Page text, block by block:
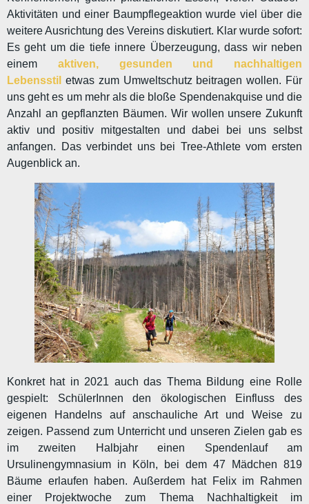
Aktivitäten und einer Baumpflegeaktion wurde viel über die
weitere Ausrichtung des Vereins diskutiert. Klar wurde sofort:
Es geht um die tiefe innere Überzeugung, dass wir neben
einem aktiven, gesunden und nachhaltigen
Lebensstil etwas zum Umweltschutz beitragen wollen. Für
uns geht es um mehr als die bloße Spendenakquise und die
Anzahl an gepflanzten Bäumen. Wir wollen unsere Zukunft
aktiv und positiv mitgestalten und dabei bei uns selbst
anfangen. Das verbindet uns bei Tree-Athlete vom ersten
Augenblick an.
Konkret hat in 2021 auch das Thema Bildung eine Rolle
gespielt: SchülerInnen den ökologischen Einfluss des
eigenen Handelns auf anschauliche Art und Weise zu
zeigen. Passend zum Unterricht und unseren Zielen gab es
im zweiten Halbjahr einen Spendenlauf am
Ursulinengymnasium in Köln, bei dem 47 Mädchen 819
Bäume erlaufen haben. Außerdem hat Felix im Rahmen
einer Projektwoche zum Thema Nachhaltigkeit im